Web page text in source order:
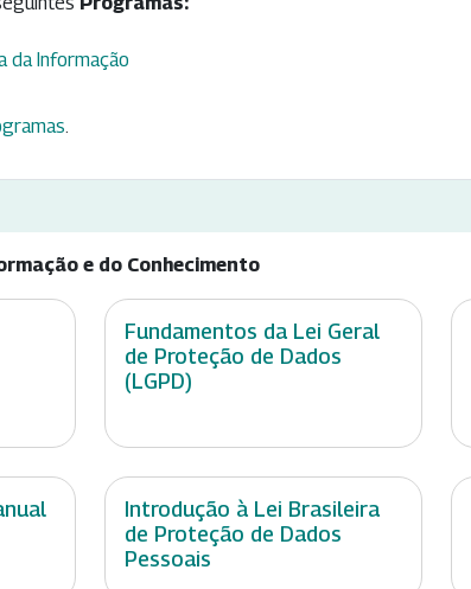
da Informação
.
e do Conhecimento
Fundamentos da Lei Geral
de Proteção de Dados
(LGPD)
Introdução à Lei Brasileira
de Proteção de Dados
Pessoais